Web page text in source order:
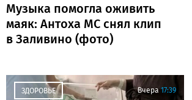
Музыка помогла оживить
маяк: Антоха МС снял клип
в Заливино (фото)
ЗДОРОВЬЕ Вчера 17:39